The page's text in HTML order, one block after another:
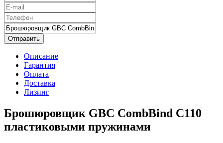
Отправить
Описание
Гарантия
Оплата
Доставка
Лизинг
Брошюровщик GBC CombBind C110
пластиковыми пружинами